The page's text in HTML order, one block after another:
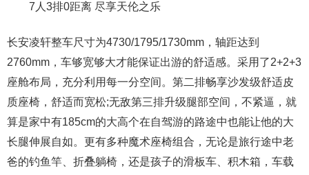
7人3排0距离 尽享天伦之乐
长安凌轩整车尺寸为4730/1795/1730mm，轴距达到
2760mm，车够宽够大才能保证出游的舒适感。采用了2+2+3
座舱布局，充分利用每一分空间。第二排畅享沙发级舒适皮
质座椅，舒适而宽松;无敌第三排升级腿部空间，不紧逼，就
算是家中有185cm的大高个在自驾游的路途中也能让他的大
长腿伸展自如。更有多种魔术座椅组合，无论是旅行途中老
爸的钓鱼竿、折叠躺椅，还是孩子的滑板车、积木箱，车载